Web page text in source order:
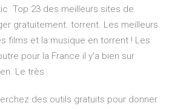
Top 23 des meilleurs sites de
gratuitement. torrent. Les meilleurs
films et la musique en torrent ! Les
pour la France il y'a bien sur
Le très
des outils gratuits pour donner